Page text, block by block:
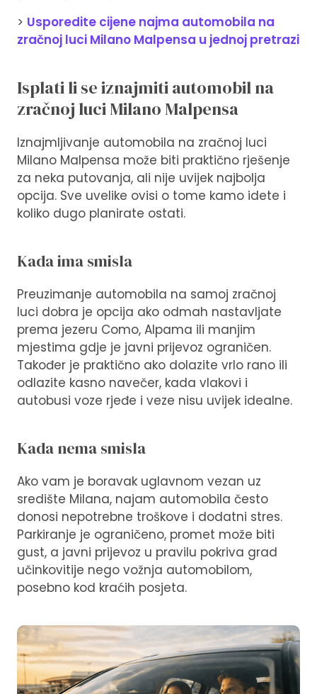
> Usporedite cijene najma automobila na
zračnoj luci Milano Malpensa u jednoj pretrazi
Isplati li se iznajmiti automobil na
zračnoj luci Milano Malpensa
Iznajmljivanje automobila na zračnoj luci
Milano Malpensa može biti praktično rješenje
za neka putovanja, ali nije uvijek najbolja
opcija. Sve uvelike ovisi o tome kamo idete i
koliko dugo planirate ostati.
Kada ima smisla
Preuzimanje automobila na samoj zračnoj
luci dobra je opcija ako odmah nastavljate
prema jezeru Como, Alpama ili manjim
mjestima gdje je javni prijevoz ograničen.
Također je praktično ako dolazite vrlo rano ili
odlazite kasno navečer, kada vlakovi i
autobusi voze rjeđe i veze nisu uvijek idealne.
Kada nema smisla
Ako vam je boravak uglavnom vezan uz
središte Milana, najam automobila često
donosi nepotrebne troškove i dodatni stres.
Parkiranje je ograničeno, promet može biti
gust, a javni prijevoz u pravilu pokriva grad
učinkovitije nego vožnja automobilom,
posebno kod kraćih posjeta.